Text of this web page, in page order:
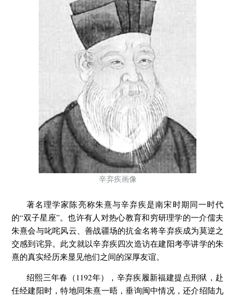
辛弃疾画像
著名理学家陈亮称朱熹与辛弃疾是南宋时期同一时代
的“双子星座”。也许有人对热心教育和穷研理学的一介儒夫
朱熹会与叱咤风云、善战疆场的抗金名将辛弃疾成为莫逆之
交感到诧异。此文就以辛弃疾四次造访在建阳考亭讲学的朱
熹的真实经历来显见他们之间的深厚友谊。
绍熙三年春（1192年），辛弃疾履新福建提点刑狱，赴
任经建阳时，特地同朱熹一晤，垂询闽中情况，还介绍陆九